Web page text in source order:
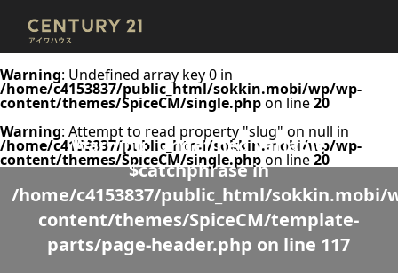
Warning: Undefined array key 0 in
/home/c4153837/public_html/sokkin.mobi/wp/wp-
content/themes/SpiceCM/single.phpon line20
Warning: Attempt to read property "slug" on null in
/home/c4153837/public_html/sokkin.mobi/wp/wp-
content/themes/SpiceCM/single.phpon line20
Warning: Undefined variable
$catchphrase in
/home/c4153837/public_html/sokkin.mobi/
content/themes/SpiceCM/template-
parts/page-header.php on line 117